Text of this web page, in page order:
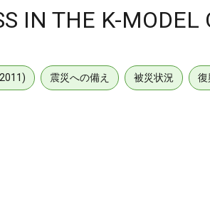
IN THE K-
震災への備え 被災状況 復